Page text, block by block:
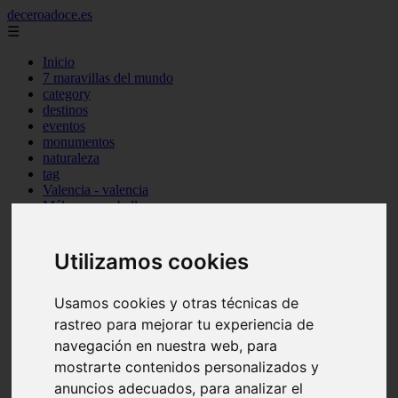
Utilizamos cookies
Usamos cookies y otras técnicas de
rastreo para mejorar tu experiencia de
navegación en nuestra web, para
mostrarte contenidos personalizados y
anuncios adecuados, para analizar el
deceroadoce.es
☰
Inicio
7 maravillas del mundo
category
destinos
eventos
monumentos
naturaleza
tag
Valencia - valencia
Málaga - marbella
Sevilla - bormujos
Santa-cruz-de-tenerife - santiago-del-teide
Murcia - murcia
Alicante - benidorm
Alicante - finestrat
Almería - mojácar
Alicante - orihuela
Huesca - jaca